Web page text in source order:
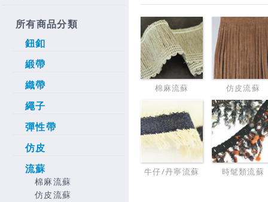
所有商品分類
鈕釦
緞帶
織帶
繩子
彈性帶
仿皮
流蘇
棉麻流蘇
仿皮流蘇
棉麻流蘇 仿皮流蘇
牛仔/丹寧流蘇 時髦類流蘇